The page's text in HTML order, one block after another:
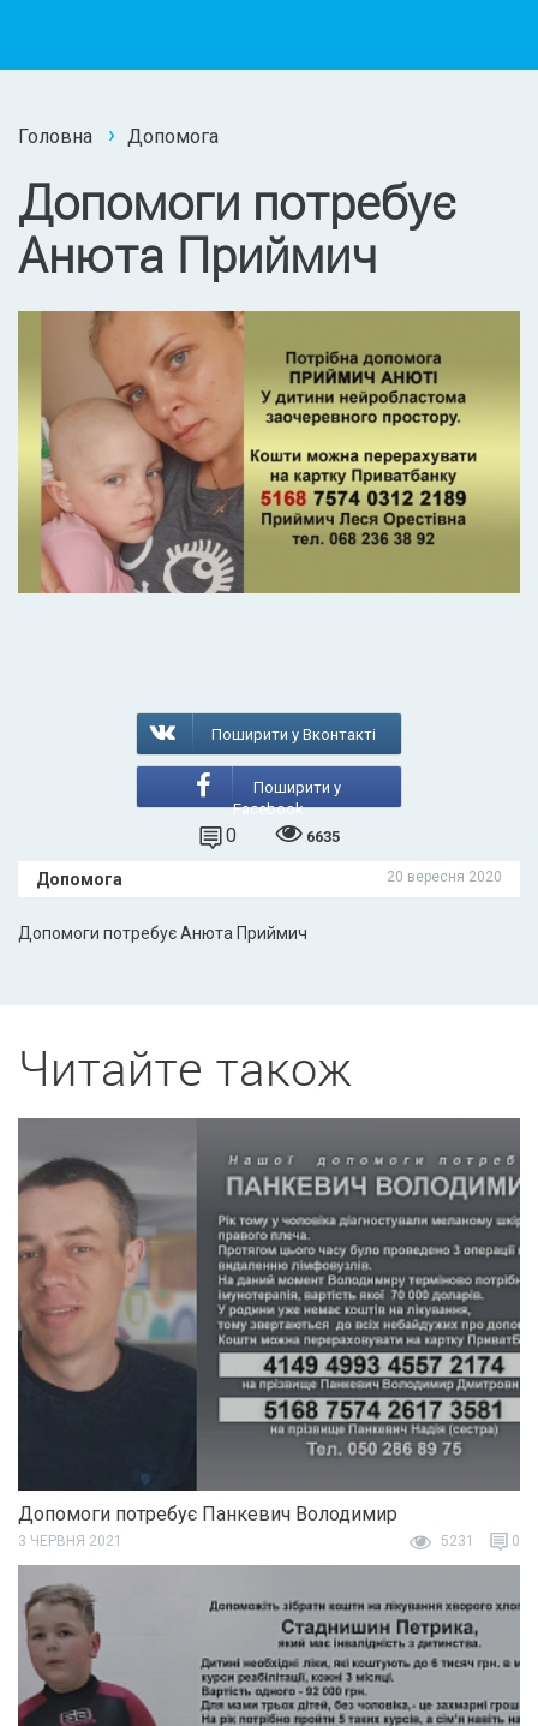
Головна Допомога
Допомоги потребує
Анюта Приймич
Поширити у Вконтакті
Поширити у
Facebook
0 6635
Допомога 20 вересня 2020
Допомоги потребує Анюта Приймич
Читайте також
Допомоги потребує Панкевич Володимир
3 ЧЕРВНЯ 2021 5231 0